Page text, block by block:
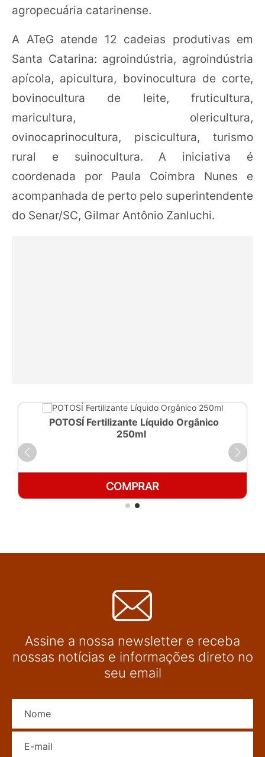
agropecuária catarinense.
A ATeG atende 12 cadeias produtivas em
Santa Catarina: agroindústria, agroindústria
apícola, apicultura, bovinocultura de corte,
bovinocultura de leite, fruticultura,
maricultura, olericultura,
ovinocaprinocultura, piscicultura, turismo
rural e suinocultura. A iniciativa é
coordenada por Paula Coimbra Nunes e
acompanhada de perto pelo superintendente
do Senar/SC, Gilmar Antônio Zanluchi.
POTOSÍ Fertilizante Líquido Orgânico
250ml
COMPRAR
Assine a nossa newsletter e receba
nossas notícias e informações direto no
seu email